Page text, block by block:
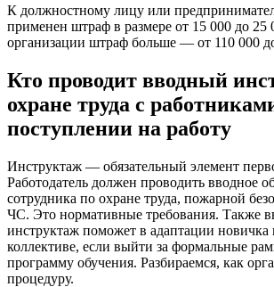
К должностному лицу или
применен штраф в размере от 15 000 до 25
организации штраф больше — от 110 000
Кто проводит вводный
охране труда с
поступлении на работу
Инструктаж — обязательный элемент
Работодатель должен проводить вводное
сотрудника по охране труда, пожарной
ЧС. Это нормативные требования. Также
инструктаж поможет в адаптации новичка
коллективе, если выйти за формальные
программу обучения. Разбираемся, как
процедуру.